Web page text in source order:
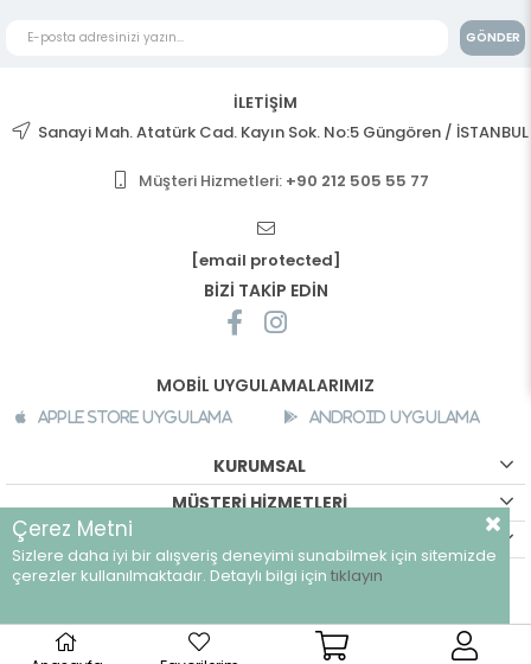
GÖNDER
İLETİŞİM
Sanayi Mah. Atatürk Cad. Kayın Sok. No:5 Güngören / İSTANBUL
Müşteri Hizmetleri: +90 212 505 55 77
[email protected]
BİZİ TAKİP EDİN
MOBİL UYGULAMALARIMIZ
Apple Store Uygulama Android Uygulama
KURUMSAL
MÜŞTERİ HİZMETLERİ
©breeze.com.tr - Tüm hakları saklıdır.
Çerez Metni
Sizlere daha iyi bir alışveriş deneyimi sunabilmek için sitemizde
çerezler kullanılmaktadır. Detaylı bilgi için tıklayın